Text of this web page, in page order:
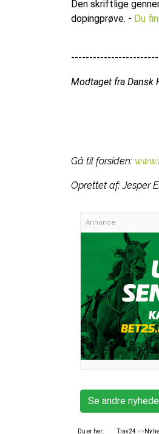
Den skriftlige
dopingprøve. - Du
Modtaget fra
Gå til forsiden:
Oprettet af:Jesper
Annonce:
Se andre
Du er her: Trav24 >>